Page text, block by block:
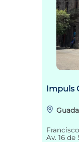
Impuls
Av. 16